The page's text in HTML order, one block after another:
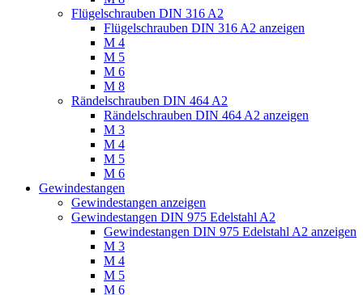
Flügelschrauben DIN 316 A2
Flügelschrauben DIN 316 A2 anzeigen
M 4
M 5
M 6
M 8
Rändelschrauben DIN 464 A2
Rändelschrauben DIN 464 A2 anzeigen
M 3
M 4
M 5
M 6
Gewindestangen
Gewindestangen anzeigen
Gewindestangen DIN 975 Edelstahl A2
Gewindestangen DIN 975 Edelstahl A2 anzeigen
M 3
M 4
M 5
M 6